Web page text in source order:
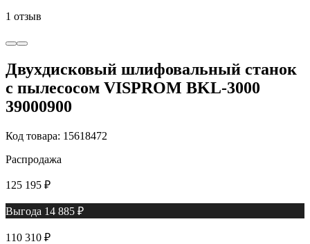
1 отзыв
Двухдисковый шлифовальный станок
с пылесосом VISPROM BKL-3000
39000900
Код товара: 15618472
Распродажа
125 195 ₽
Выгода 14 885 ₽
110 310 ₽